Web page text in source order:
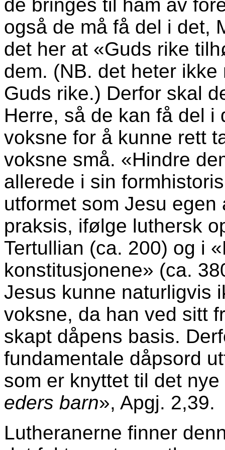
de bringes til ham av
også de må få del i det,
det her at «Guds rike
dem. (NB. det heter
Guds rike.) Derfor skal
Herre, så de kan få del i
voksne for å kunne rett
voksne små. «Hindre
allerede i sin
utformet som Jesu
praksis, ifølge luthersk
Tertullian (ca. 200) og i
konstitusjonene» (ca.
Jesus kunne naturligvis
voksne, da han ved sitt
skapt dåpens basis.
fundamentale dåpsord
som er knyttet til det
eders barn», Apgj. 2,39.
Lutheranerne finner